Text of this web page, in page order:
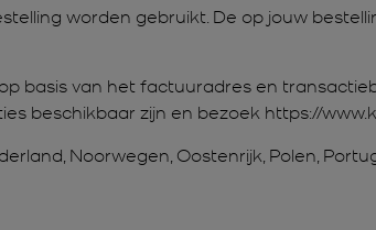
worden gebruikt. De op jouw
basis van het factuuradres en
beschikbaar zijn en bezoek https://
Noorwegen, Oostenrijk, Polen,